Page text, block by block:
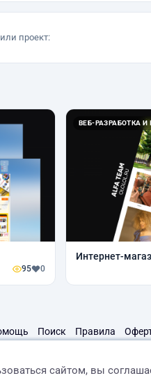
проект:
95 0
ВЕБ-РАЗРАБОТКА И
Интернет-
Поиск Правила
сайтом, вы